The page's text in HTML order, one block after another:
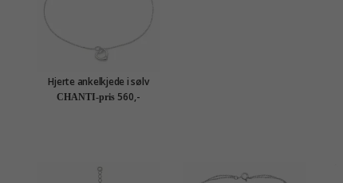
Hjerte ankelkjede i sølv
CHANTI-pris 560,-